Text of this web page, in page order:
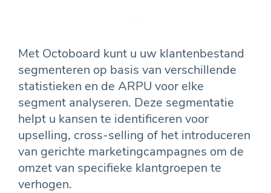
Met Octoboard kunt u uw klantenbestand
segmenteren op basis van verschillende
statistieken en de ARPU voor elke
segment analyseren. Deze segmentatie
helpt u kansen te identificeren voor
upselling, cross-selling of het introduceren
van gerichte marketingcampagnes om de
omzet van specifieke klantgroepen te
verhogen.